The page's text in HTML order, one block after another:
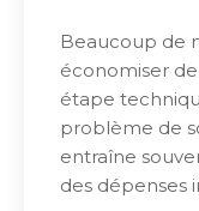
Beaucoup de
économiser
étape
problème de
entraîne
des dépenses